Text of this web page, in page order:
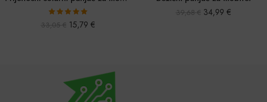
39,68€ 34,99 15,79€ 11,49 €